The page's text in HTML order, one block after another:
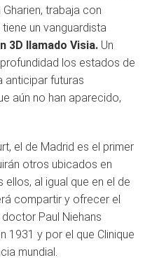
trabaja con
un vanguardista
3D llamado Visia. Un
los estados de
anticipar futuras
aún no han aparecido,
el de Madrid es el primer
otros ubicados en
ellos, al igual que en el de
compartir y ofrecer el
doctor Paul Niehans
1931 y por el que Clinique
mundial.